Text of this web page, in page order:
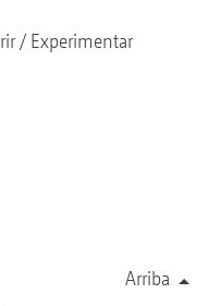
Experimentar
Arriba